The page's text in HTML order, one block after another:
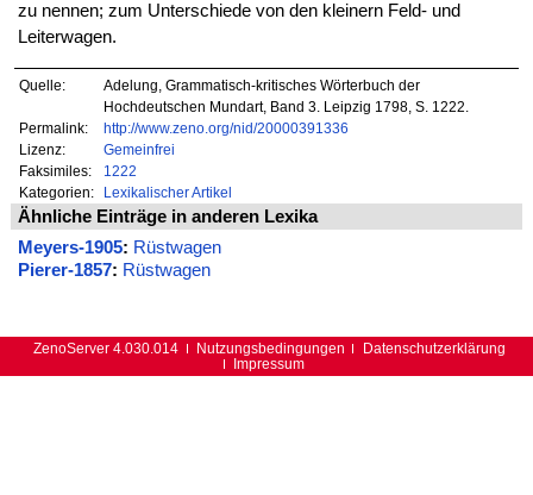
zu nennen; zum Unterschiede von den kleinern Feld- und
Leiterwagen.
Quelle:
Adelung, Grammatisch-kritisches Wörterbuch der
Hochdeutschen Mundart, Band 3. Leipzig 1798, S. 1222.
Permalink:
http://www.zeno.org/nid/20000391336
Lizenz:
Gemeinfrei
Faksimiles:
1222
Kategorien:
Lexikalischer Artikel
Ähnliche Einträge in anderen Lexika
Meyers-1905: Rüstwagen
Pierer-1857: Rüstwagen
ZenoServer 4.030.014 Nutzungsbedingungen
Datenschutzerklärung
Impressum